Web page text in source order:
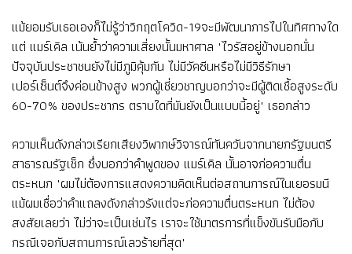
แม้ยอมรับเธอเองก็ไม่รู้ว่าวิกฤตโควิด-19จะมีพัฒนาการไปในทิศทางใด
แต่ แมร์เคิล เน้นย้ำว่าความเสี่ยงนั้นมหาศาล "ไวรัสอยู่ข้างนอกนั่น
ปัจจุบันประชาชนยังไม่มีภูมิคุ้มกัน ไม่มีวัคซีนหรือไม่มีวิธีรักษา
เปอร์เซ็นต์จึงค่อนข้างสูง พวกผู้เชี่ยวชาญบอกว่าจะมีผู้ติดเชื้อสูงระดับ
60-70% ของประชากร ตราบใดที่มันยังเป็นแบบนี้อยู่" เธอกล่าว
ความเห็นดังกล่าวเรียกเสียงวิพากษ์วิจารณ์ทันควันจากนายกรัฐมนตรี
สาธารณรัฐเช็ก ซึ่งบอกว่าคำพูดของ แมร์เคิล นั้นอาจก่อความตื่น
ตระหนก "ผมไม่ต้องการแสดงความคิดเห็นต่อสถานการณ์ในเยอรมนี
แม้ผมเชื่อว่าคำแถลงดังกล่าวรังแต่จะก่อความตื่นตระหนก ไม่ต้อง
สงสัยเลยว่า ไม่ว่าจะเป็นเช่นไร เราจะใช้มาตรการที่แข็งขันรับมือกับ
กรณีเจอกับสถานการณ์เลวร้ายที่สุด"